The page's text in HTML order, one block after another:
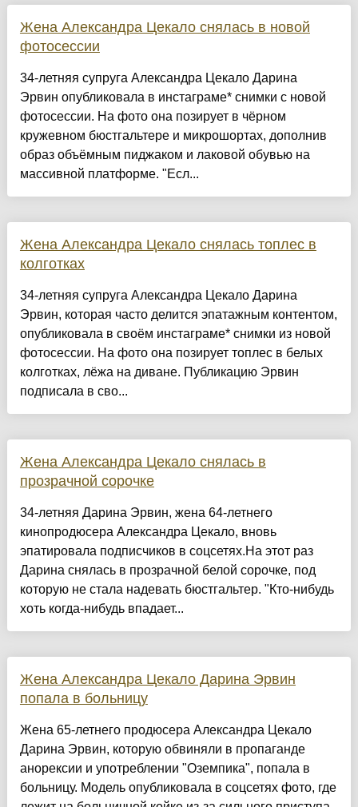
Жена Александра Цекало снялась в новой
фотосессии
34-летняя супруга Александра Цекало Дарина
Эрвин опубликовала в инстаграме* снимки с новой
фотосессии. На фото она позирует в чёрном
кружевном бюстгальтере и микрошортах, дополнив
образ объёмным пиджаком и лаковой обувью на
массивной платформе. "Есл...
Жена Александра Цекало снялась топлес в
колготках
34-летняя супруга Александра Цекало Дарина
Эрвин, которая часто делится эпатажным контентом,
опубликовала в своём инстаграме* снимки из новой
фотосессии. На фото она позирует топлес в белых
колготках, лёжа на диване. Публикацию Эрвин
подписала в сво...
Жена Александра Цекало снялась в
прозрачной сорочке
34-летняя Дарина Эрвин, жена 64-летнего
кинопродюсера Александра Цекало, вновь
эпатировала подписчиков в соцсетях.На этот раз
Дарина снялась в прозрачной белой сорочке, под
которую не стала надевать бюстгальтер. "Кто-нибудь
хоть когда-нибудь впадает...
Жена Александра Цекало Дарина Эрвин
попала в больницу
Жена 65-летнего продюсера Александра Цекало
Дарина Эрвин, которую обвиняли в пропаганде
анорексии и употреблении "Оземпика", попала в
больницу. Модель опубликовала в соцсетях фото, где